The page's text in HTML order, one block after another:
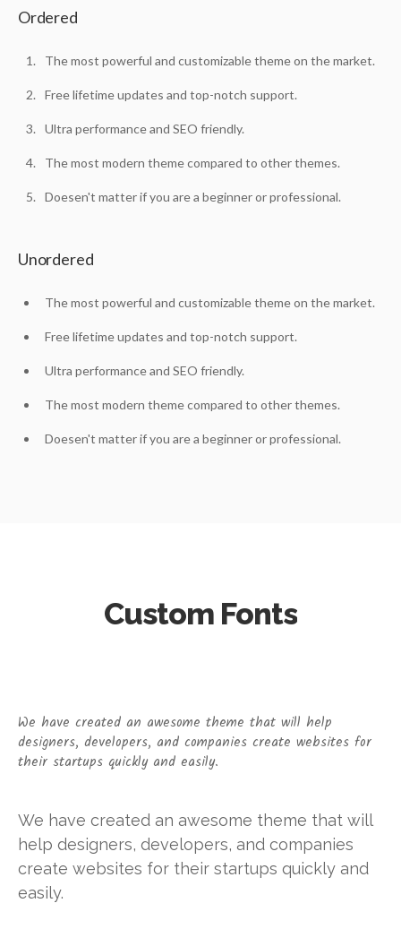
Ordered
The most powerful and customizable theme on the market.
Free lifetime updates and top-notch support.
Ultra performance and SEO friendly.
The most modern theme compared to other themes.
Doesen't matter if you are a beginner or professional.
Unordered
The most powerful and customizable theme on the market.
Free lifetime updates and top-notch support.
Ultra performance and SEO friendly.
The most modern theme compared to other themes.
Doesen't matter if you are a beginner or professional.
Custom Fonts
We have created an awesome theme that will help
designers, developers, and companies create websites for
their startups quickly and easily.
We have created an awesome theme that will
help designers, developers, and companies
create websites for their startups quickly and
easily.